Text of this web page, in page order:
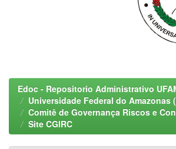
Edoc - Repositorio Administrativo
Universidade Federal do Amazonas
Comitê de Governança Riscos e
Site CGIRC